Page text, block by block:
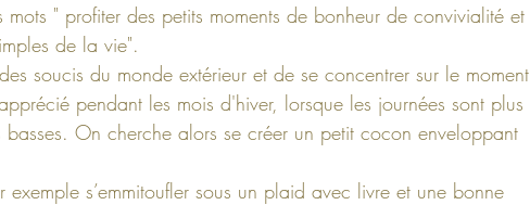
mots " profiter des petits moments de bonheur de convivialité et
de la vie".
soucis du monde extérieur et de se concentrer sur le moment
pendant les mois d'hiver, lorsque les journées sont plus
basses. On cherche alors se créer un petit cocon enveloppant
exemple s’emmitoufler sous un plaid avec livre et une bonne